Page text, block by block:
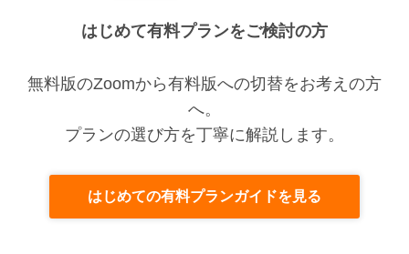
はじめて有料プランをご検討の方
無料版のZoomから有料版への切替をお考えの方
へ。
プランの選び方を丁寧に解説します。
はじめての有料プランガイドを見る